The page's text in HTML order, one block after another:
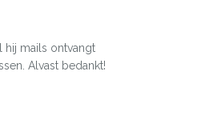
hij mails ontvangt
Alvast bedankt!